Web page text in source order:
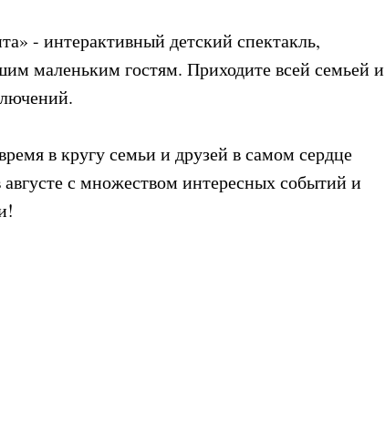
- интерактивный детский спектакль,
маленьким гостям. Приходите всей семьей и
в кругу семьи и друзей в самом сердце
с множеством интересных событий и